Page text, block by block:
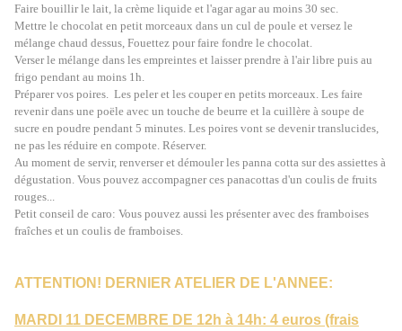
Faire bouillir le lait, la crème liquide et l'agar agar au moins 30 sec.
Mettre le chocolat en petit morceaux dans un cul de poule et versez le
mélange chaud dessus, Fouettez pour faire fondre le chocolat.
Verser le mélange dans les empreintes et laisser prendre à l'air libre puis au
frigo pendant au moins 1h.
Préparer vos poires. Les peler et les couper en petits morceaux. Les faire
revenir dans une poële avec un touche de beurre et la cuillère à soupe de
sucre en poudre pendant 5 minutes. Les poires vont se devenir translucides,
ne pas les réduire en compote. Réserver.
Au moment de servir, renverser et démouler les panna cotta sur des assiettes à
dégustation. Vous pouvez accompagner ces panacottas d'un coulis de fruits
rouges...
Petit conseil de caro: Vous pouvez aussi les présenter avec des framboises
fraîches et un coulis de framboises.
ATTENTION! DERNIER ATELIER DE L'ANNEE:
MARDI 11 DECEMBRE DE 12h à 14h: 4 euros (frais